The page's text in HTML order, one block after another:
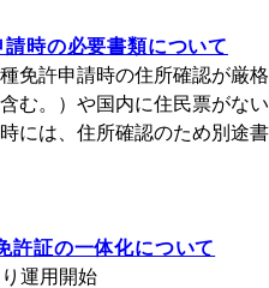
時の必要書類について
免許申請時の住所確認が厳格
む。）や国内に住民票がない
には、住所確認のため別途書
許証の一体化について
運用開始